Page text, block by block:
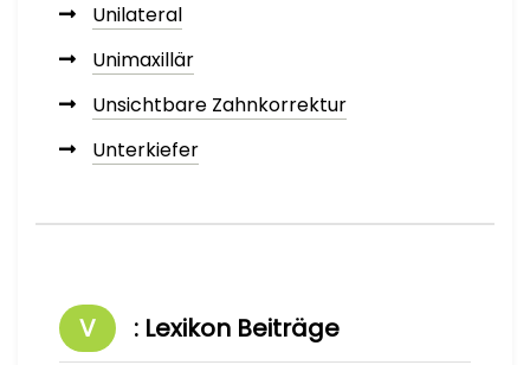
Unilateral
Unimaxillär
Unsichtbare Zahnkorrektur
Unterkiefer
V : Lexikon Beiträge